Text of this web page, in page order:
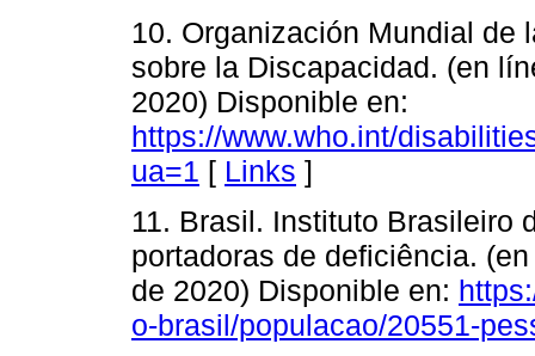
10. Organización Mundial de
sobre la Discapacidad. (en
2020) Disponible en:
https://www.who.int/
ua=1 [ Links ]
11. Brasil. Instituto Brasileiro
portadoras de deficiência.
de 2020) Disponible en:
o-brasil/populacao/20551-